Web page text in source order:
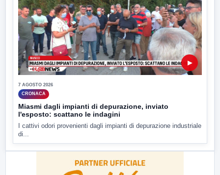
▶
7 AGOSTO 2026
CRONACA
Miasmi dagli impianti di depurazione, inviato
l'esposto: scattano le indagini
I cattivi odori provenienti dagli impianti di depurazione industriale
di...